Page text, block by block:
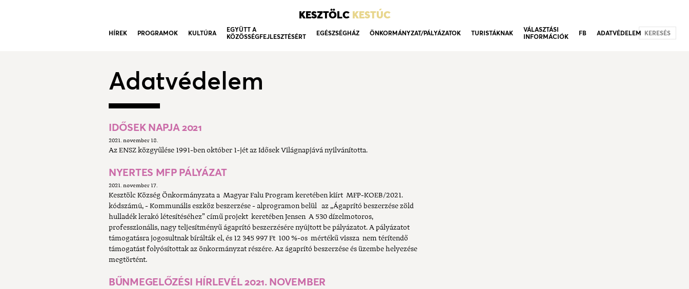
KESZTÖLC KESTÚC
HÍREK PROGRAMOK KULTÚRA
EGYÜTT A
KÖZÖSSÉGFEJLESZTÉSÉRT
EGÉSZSÉGHÁZ ÖNKORMÁNYZAT/PÁLYÁZATOK TURISTÁKNAK
VÁLASZTÁSI
INFORMÁCIÓK
FB ADATVÉDELEM KERESÉS
Adatvédelem
IDŐSEK NAPJA 2021
2021. november 18.
Az ENSZ közgyűlése 1991-ben október 1-jét az Idősek Világnapjává nyilvánította.
NYERTES MFP PÁLYÁZAT
2021. november 17.
Kesztölc Község Önkormányzata a Magyar Falu Program keretében kiírt MFP-KOEB/2021.
kódszámú, - Kommunális eszköz beszerzése - alprogramon belül az „Ágaprító beszerzése zöld
hulladék lerakó létesítéséhez” című projekt keretében Jensen A 530 dízelmotoros,
professzionális, nagy teljesítményű ágaprító beszerzésére nyújtott be pályázatot. A pályázatot
támogatásra jogosultnak bírálták el, és 12 345 997 Ft 100 %-os mértékű vissza nem térítendő
támogatást folyósítottak az önkormányzat részére. Az ágaprító beszerzése és üzembe helyezése
megtörtént.
BŰNMEGELŐZÉSI HÍRLEVÉL 2021. NOVEMBER